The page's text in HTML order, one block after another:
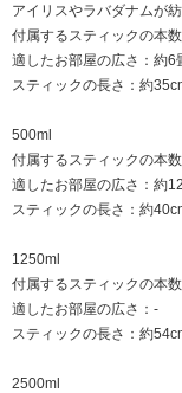
アイリスやラバダナムが
付属するスティックの本
適したお部屋の広さ：約6
スティックの長さ：約
500ml
付属するスティックの本
適したお部屋の広さ：約
スティックの長さ：約
1250ml
付属するスティックの本
適したお部屋の広さ：-
スティックの長さ：約
2500ml